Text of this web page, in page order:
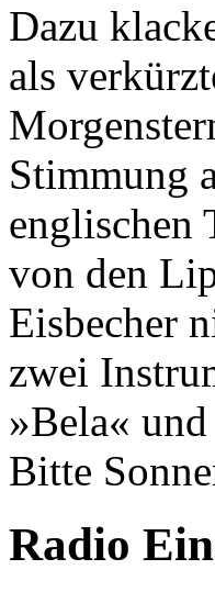
Dazu
als
Stimmung
englischen
von den
Eisbecher
zwei
»Bela«
Bitte
Radio